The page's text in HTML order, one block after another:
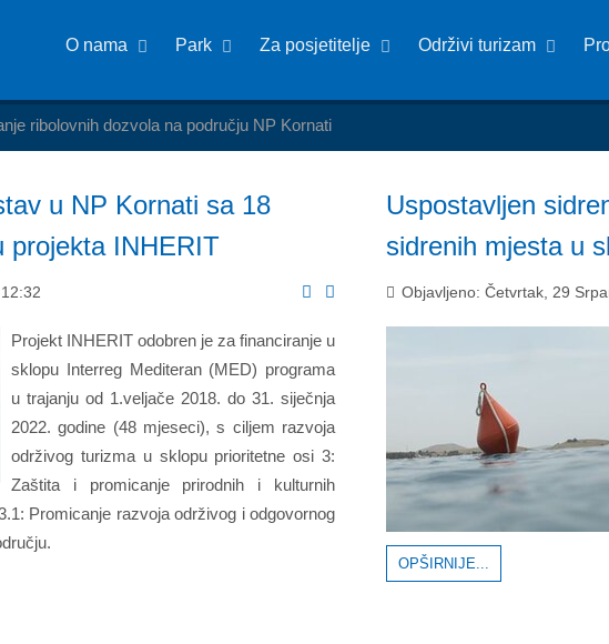
O nama Park Za posjetitelje Održivi turizam
ribolovnih dozvola na području NP Kornati
u NP Kornati sa 18
projekta INHERIT
Projekt INHERIT odobren je za financiranje u
sklopu Interreg Mediteran (MED) programa
u trajanju od 1.veljače 2018. do 31. siječnja
2022. godine (48 mjeseci), s ciljem razvoja
održivog turizma u sklopu prioritetne osi 3:
Zaštita i promicanje prirodnih i kulturnih
Promicanje razvoja održivog i odgovornog
Uspostavljen
sidrenih mjesta u
Objavljeno: Četvrtak, 29
OPŠIRNIJE...